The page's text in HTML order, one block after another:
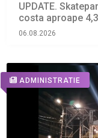
UPDATE.
costa aproape
06.08.2026
ADMINISTRATIE